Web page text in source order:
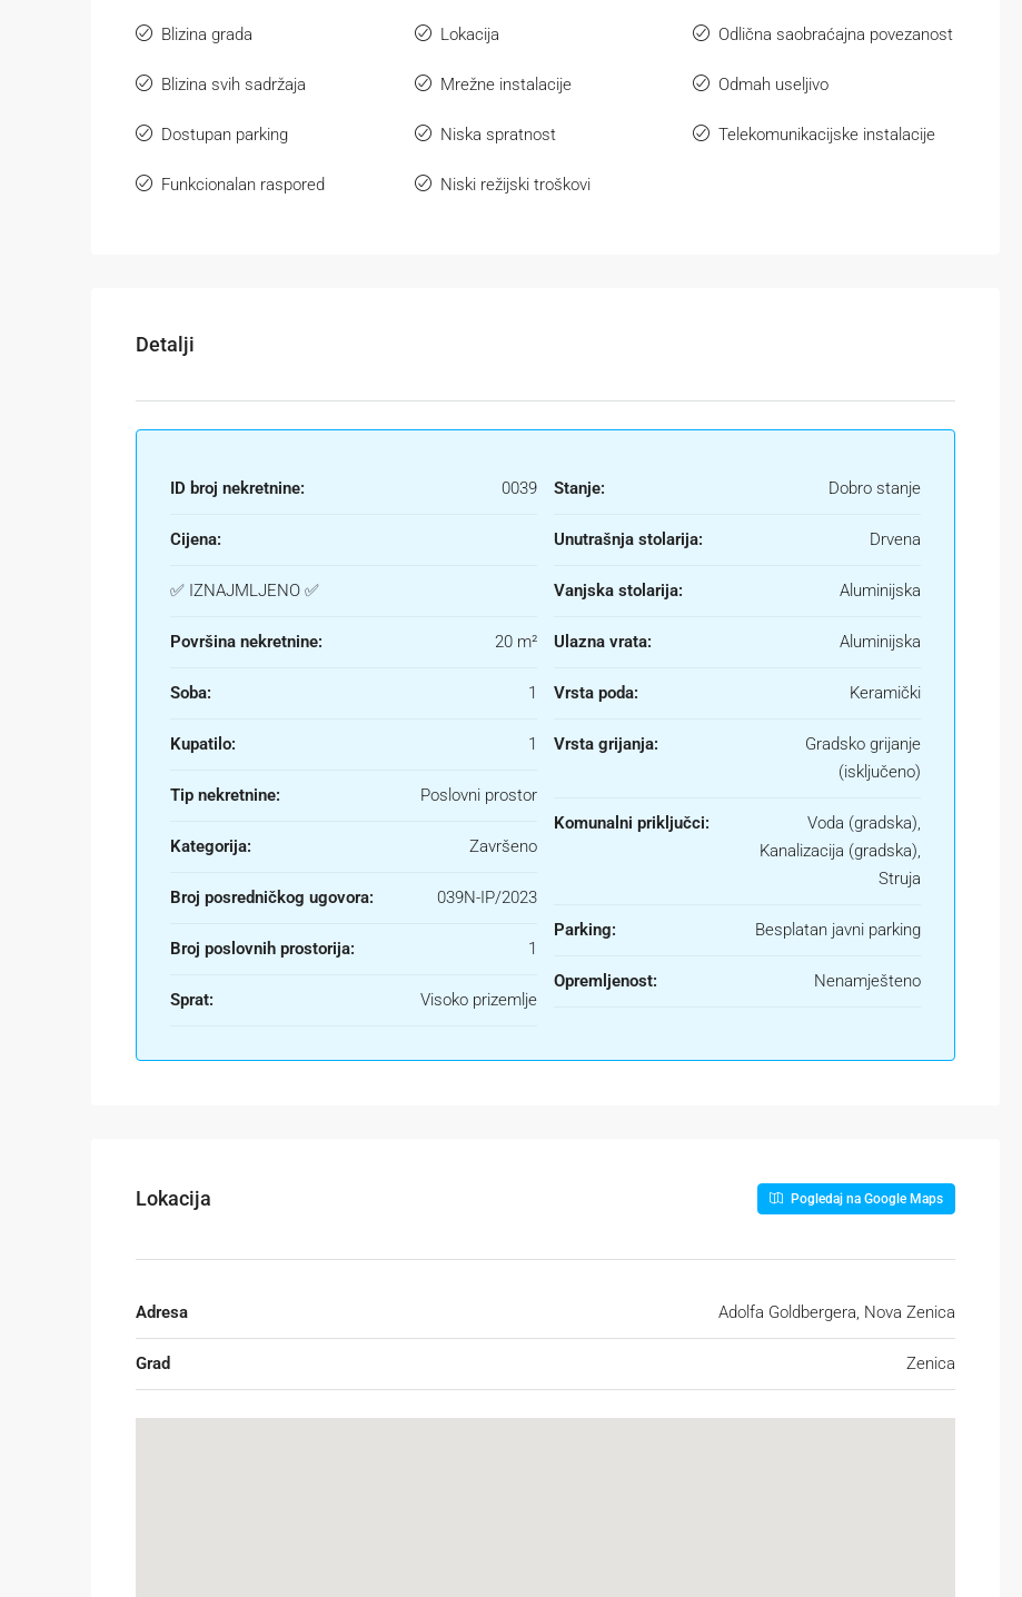
Blizina grada
Blizina svih sadržaja
Dostupan parking
Funkcionalan raspored
Lokacija
Mrežne instalacije
Niska spratnost
Niski režijski troškovi
Odlična saobraćajna povezanost
Odmah useljivo
Telekomunikacijske instalacije
Detalji
ID broj nekretnine: 0039
Cijena:
✅ IZNAJMLJENO ✅
Površina nekretnine: 20 m²
Soba: 1
Kupatilo: 1
Tip nekretnine: Poslovni prostor
Kategorija: Završeno
Broj posredničkog ugovora: 039N-IP/2023
Broj poslovnih prostorija: 1
Sprat: Visoko prizemlje
Stanje: Dobro stanje
Unutrašnja stolarija: Drvena
Vanjska stolarija: Aluminijska
Ulazna vrata: Aluminijska
Vrsta poda: Keramički
Vrsta grijanja:
Gradsko grijanje
(isključeno)
Komunalni priključci:
Voda (gradska),
Kanalizacija (gradska),
Struja
Parking: Besplatan javni parking
Opremljenost: Nenamješteno
Lokacija Pogledaj na Google Maps
Adresa Adolfa Goldbergera, Nova Zenica
Grad Zenica